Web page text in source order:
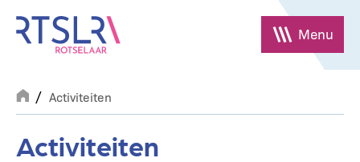
naar
inhoud
gaan
Menu
Breadcrumb
Activiteiten
Activiteiten